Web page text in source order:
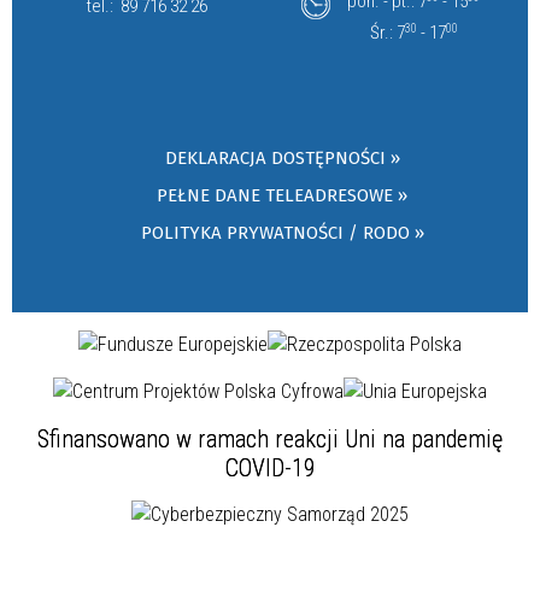
tel.: 89 716 32 26
Śr.: 730 - 1700
DEKLARACJA DOSTĘPNOŚCI »
PEŁNE DANE TELEADRESOWE »
POLITYKA PRYWATNOŚCI / RODO »
Sfinansowano w ramach reakcji Uni na pandemię
COVID-19